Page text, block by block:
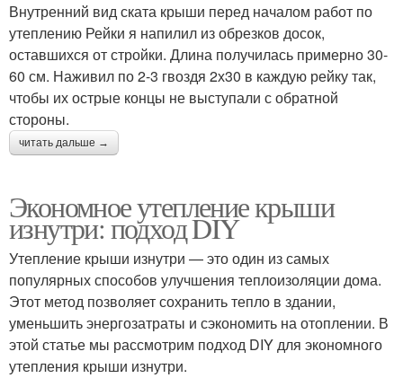
Внутренний вид ската крыши перед началом работ по
утеплению Рейки я напилил из обрезков досок,
оставшихся от стройки. Длина получилась примерно 30-
60 см. Наживил по 2-3 гвоздя 2х30 в каждую рейку так,
чтобы их острые концы не выступали с обратной
стороны.
читать дальше →
Экономное утепление крыши
изнутри: подход DIY
Утепление крыши изнутри — это один из самых
популярных способов улучшения теплоизоляции дома.
Этот метод позволяет сохранить тепло в здании,
уменьшить энергозатраты и сэкономить на отоплении. В
этой статье мы рассмотрим подход DIY для экономного
утепления крыши изнутри.